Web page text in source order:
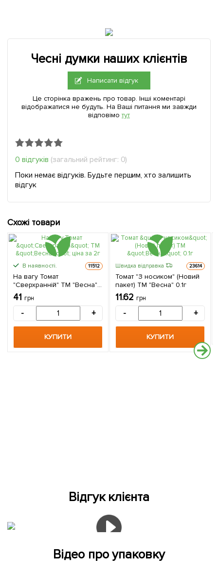
Чесні думки наших клієнтів
Написати відгук
Це сторінка вражень про товар. Інші коментарі
відображатися не будуть. На Ваші питання ми завжди
відповімо тут
0 відгуків (загальний рейтинг: 0)
Поки немає відгуків. Будьте першим, хто залишить
відгук
Схожі товари
В наявності. 11512
На вагу Томат
"Сверхранній" ТМ "Весна"
ціна за 2г
41 грн
- +
КУПИТИ
Швидка відправка 23614
Томат "З носиком" (Новий
пакет) ТМ "Весна" 0.1г
11.62 грн
- +
КУПИТИ
Відгук клієнта
Відео про упаковку